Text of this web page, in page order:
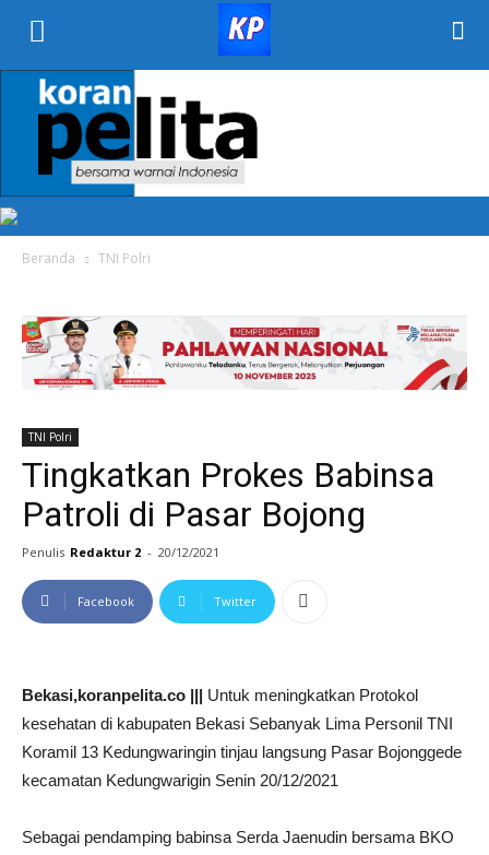
PELITA
Beranda TNI Polri
TNI Polri
Tingkatkan Prokes Babinsa
Patroli di Pasar Bojong
Penulis Redaktur 2 - 20/12/2021
Facebook Twitter
Bekasi,koranpelita.co ||| Untuk meningkatkan Protokol
kesehatan di kabupaten Bekasi Sebanyak Lima Personil TNI
Koramil 13 Kedungwaringin tinjau langsung Pasar Bojonggede
kecamatan Kedungwarigin Senin 20/12/2021
Sebagai pendamping babinsa Serda Jaenudin bersama BKO